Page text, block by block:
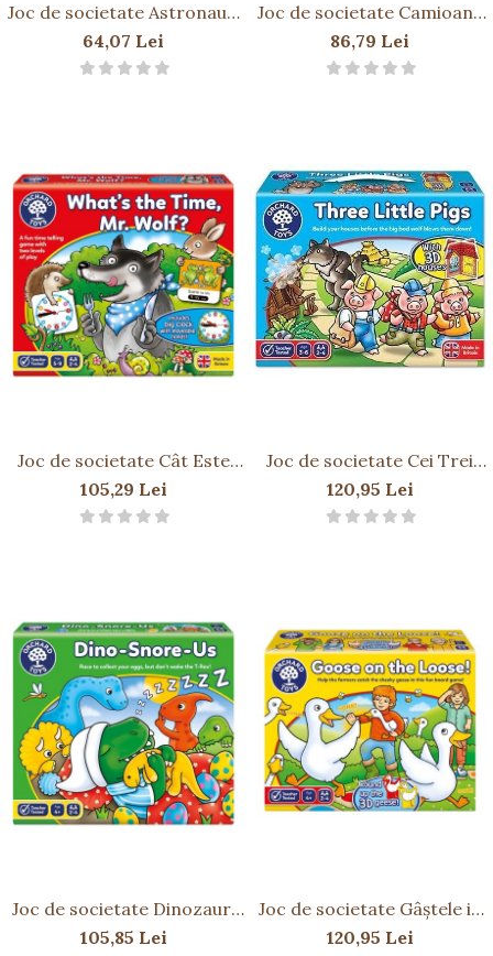
Joc de societate Astronauti
si Extraterestii X si 0
ASTRONAUTS AND
CROSSES
64,07 Lei
Joc de societate Camioane
Noroioase MUCKY TRUCKS
86,79 Lei
Joc de societate Cât Este
Ceasul Domnule Lup
WHAT'S THE TIME MR
WOLF
105,29 Lei
Joc de societate Cei Trei
Purceluși THREE LITTLE
PIGS
120,95 Lei
Joc de societate Dinozauri
care Sforăie DINO-SNORE-
105,85 Lei
Joc de societate Gâștele in
Libertate GOOSE ON THE
120,95 Lei